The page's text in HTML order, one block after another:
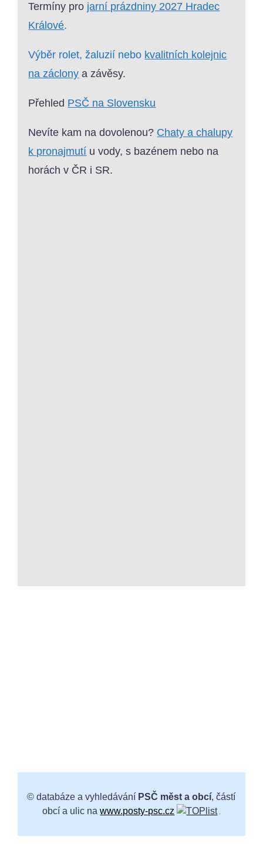
Termíny pro jarní prázdniny 2027 Hradec
Králové.
Výběr rolet, žaluzií nebo kvalitních kolejnic
na záclony a závěsy.
Přehled PSČ na Slovensku
Nevíte kam na dovolenou? Chaty a chalupy
k pronajmutí u vody, s bazénem nebo na
horách v ČR i SR.
© databáze a vyhledávání PSČ měst a obcí, částí
obcí a ulic nawww.posty-psc.cz